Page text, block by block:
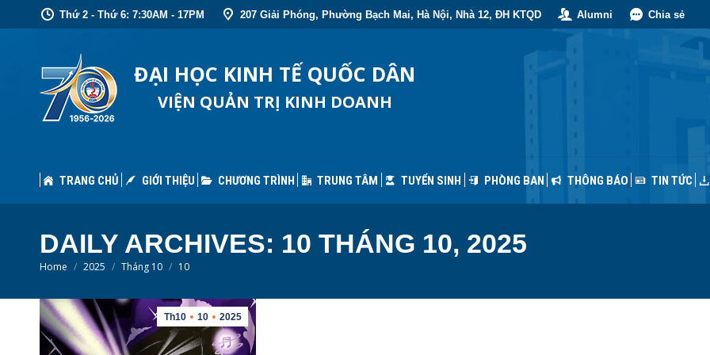
Thứ 2 - Thứ 6: 7:30AM - 17PM 207 Giải Phóng, Phường Bạch Mai, Hà Nội, Nhà 12, ĐH KTQD Alumni Chia sẻ
ĐẠI HỌC KINH TẾ QUỐC DÂN
VIỆN QUẢN TRỊ KINH DOANH
TRANG CHỦ GIỚI THIỆU CHƯƠNG TRÌNH TRUNG TÂM TUYỂN SINH PHÒNG BAN THÔNG BÁO TIN TỨC
DAILY ARCHIVES: 10 THÁNG 10, 2025
You are here:
Home 2025 Tháng 10 10
Th10 10 2025
CHƯƠNG TRÌNH TRUNG TÂM TUYỂN SINH PHÒNG BAN THÔNG BÁO